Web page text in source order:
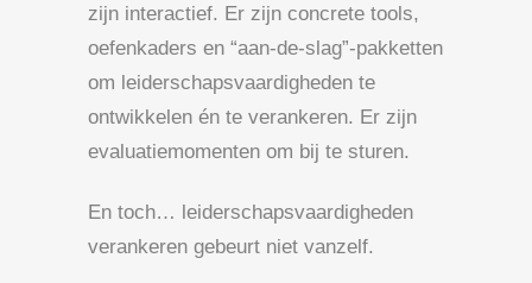
zijn interactief. Er zijn concrete tools,
oefenkaders en “aan-de-slag”-pakketten
om leiderschapsvaardigheden te
ontwikkelen én te verankeren. Er zijn
evaluatiemomenten om bij te sturen.
En toch… leiderschapsvaardigheden
verankeren gebeurt niet vanzelf.